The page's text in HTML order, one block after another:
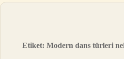
Etiket:Modern dans türleri